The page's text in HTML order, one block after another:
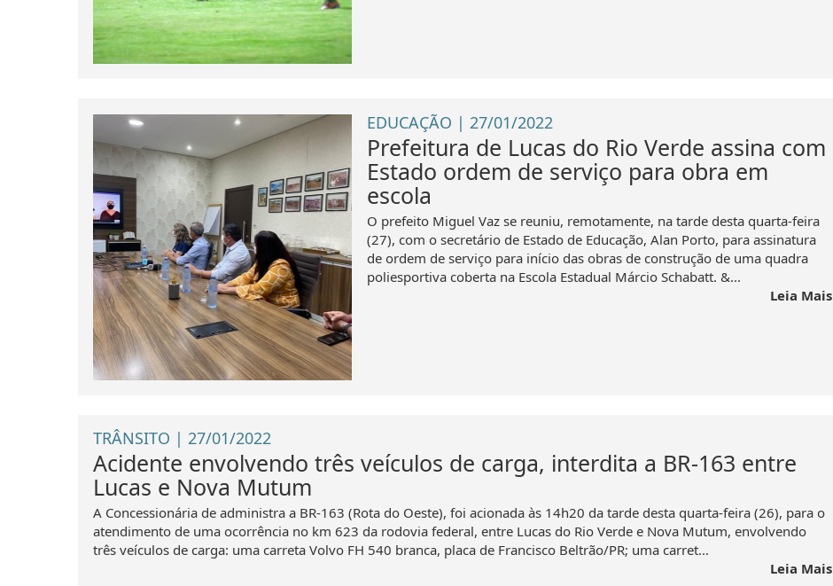
EDUCAÇÃO | 27/01/2022
Prefeitura de Lucas do Rio Verde assina com
Estado ordem de serviço para obra em
escola
O prefeito Miguel Vaz se reuniu, remotamente, na tarde desta quarta-feira
(27), com o secretário de Estado de Educação, Alan Porto, para assinatura
de ordem de serviço para início das obras de construção de uma quadra
poliesportiva coberta na Escola Estadual Márcio Schabatt. &...
Leia Mais
TRÂNSITO | 27/01/2022
Acidente envolvendo três veículos de carga, interdita a BR-163 entre
Lucas e Nova Mutum
A Concessionária de administra a BR-163 (Rota do Oeste), foi acionada às 14h20 da tarde desta quarta-feira (26), para o
atendimento de uma ocorrência no km 623 da rodovia federal, entre Lucas do Rio Verde e Nova Mutum, envolvendo
três veículos de carga: uma carreta Volvo FH 540 branca, placa de Francisco Beltrão/PR; uma carret...
Leia Mais